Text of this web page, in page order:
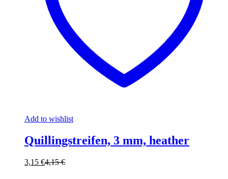
Add to wishlist
Quillingstreifen, 3 mm, heather
3,15 €4,15€